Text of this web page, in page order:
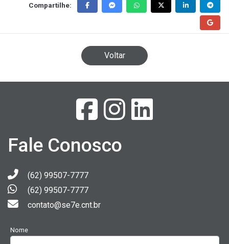
Compartilhe:
Voltar
Fale Conosco
(62) 99507-7777
(62) 99507-7777
contato@se7e.cnt.br
Nome